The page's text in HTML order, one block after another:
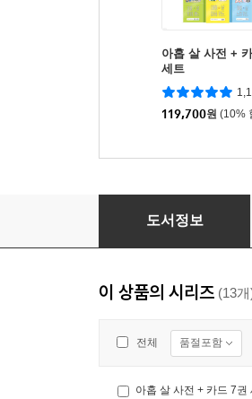
아홉 살 사전 +
세트
119,700원 (10%
아홉 살 마음 사전
도서정보
이 상품의 시리즈 (13개
전체 품절포함
아홉 살 사전 + 카드 7권